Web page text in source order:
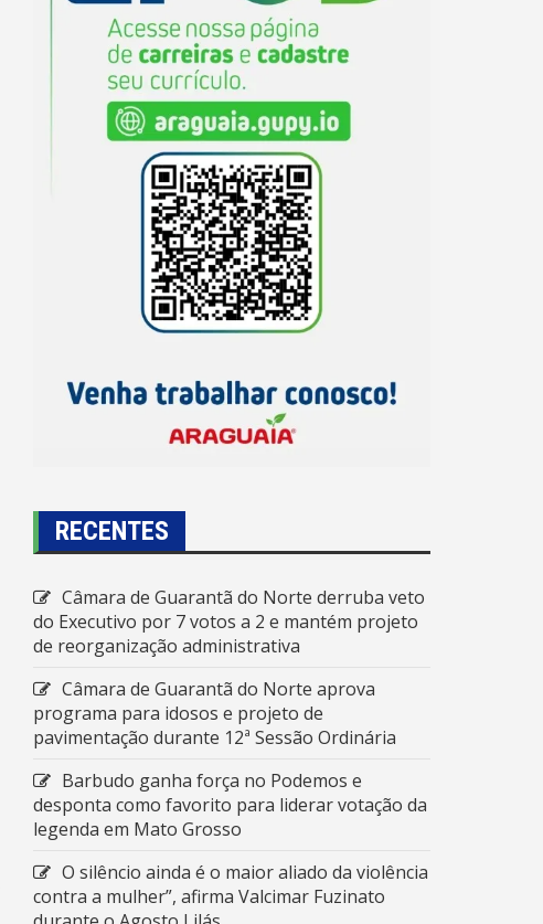
RECENTES
Câmara de Guarantã do Norte derruba veto
do Executivo por 7 votos a 2 e mantém projeto
de reorganização administrativa
Câmara de Guarantã do Norte aprova
programa para idosos e projeto de
pavimentação durante 12ª Sessão Ordinária
Barbudo ganha força no Podemos e
desponta como favorito para liderar votação da
legenda em Mato Grosso
O silêncio ainda é o maior aliado da violência
contra a mulher”, afirma Valcimar Fuzinato